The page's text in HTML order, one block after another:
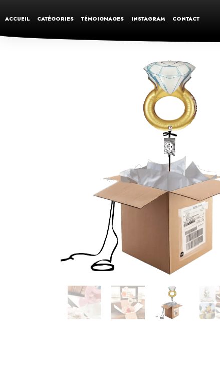
ACCUEIL CATÉGORIES TÉMOIGNAGES INSTAGRAM CONTACT